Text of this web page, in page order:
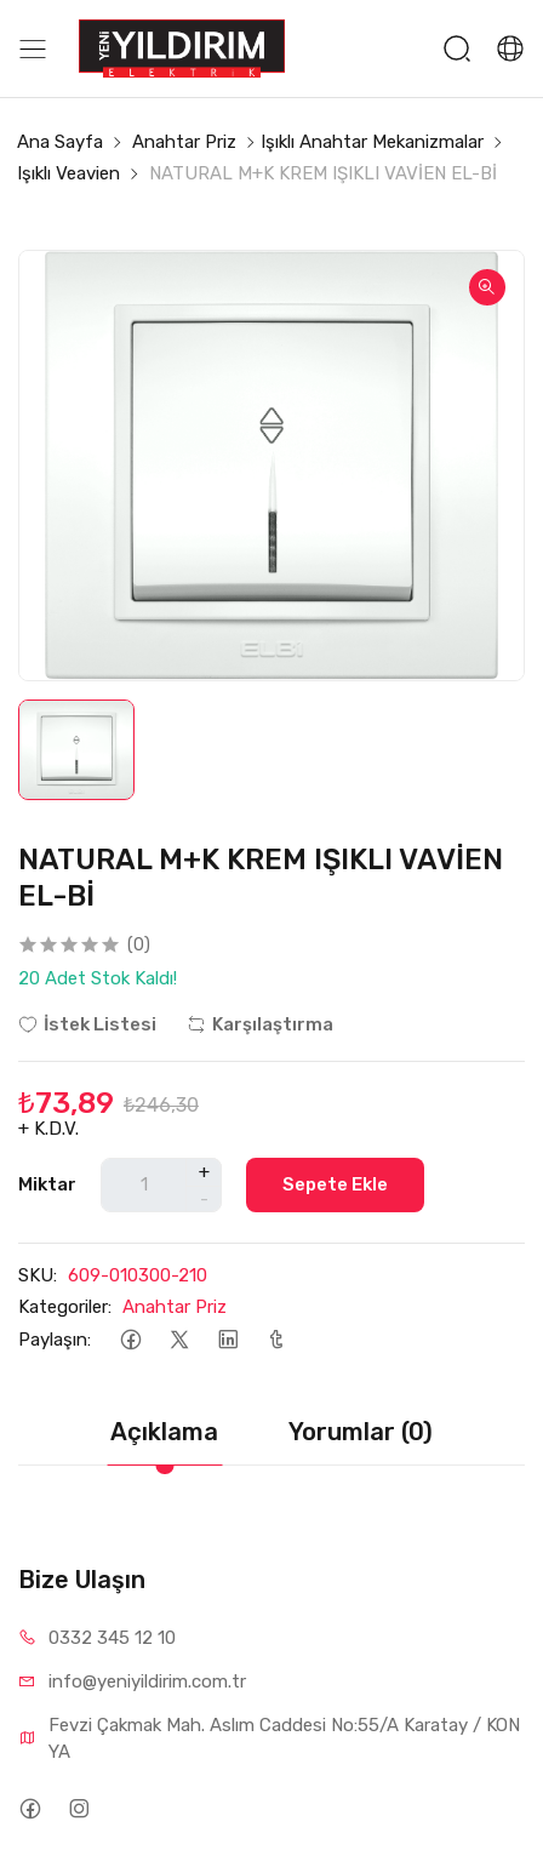
Ana Sayfa Anahtar Priz
Işıklı Anahtar Mekanizmalar
Işıklı Veavien
NATURAL M+K KREM IŞIKLI VAVİEN EL-Bİ
NATURAL M+K KREM IŞIKLI VAVİEN
EL-Bİ
(0)
20 Adet Stok Kaldı!
İstek Listesi Karşılaştırma
₺73,89 ₺246,30
+ K.D.V.
Miktar
+
-
Sepete Ekle
SKU: 609-010300-210
Kategoriler: Anahtar Priz
Paylaşın:
Açıklama Yorumlar (0)
Bize Ulaşın
0332 345 12 10
info@yeniyildirim.com.tr
Fevzi Çakmak Mah. Aslım Caddesi No:55/A Karatay / KON
YA